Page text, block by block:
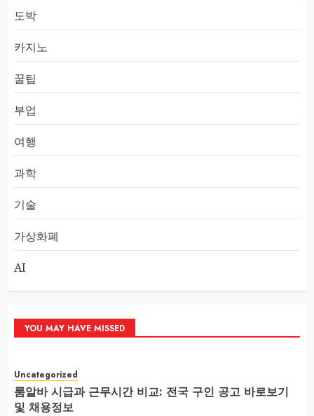
도박
카지노
꿀팁
부업
여행
과학
기술
가상화폐
AI
YOU MAY HAVE MISSED
Uncategorized
룸알바 시급과 근무시간 비교: 전국 구인 공고 바로보기
및 채용정보